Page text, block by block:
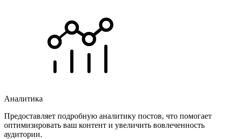
Аналитика
Предоставляет подробную аналитику постов, что помогает
оптимизировать ваш контент и увеличить вовлеченность
аудитории.